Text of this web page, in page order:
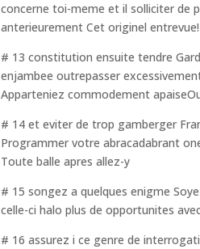
concerne toi-meme et il solliciter de
anterieurement Cet originel entrevue!
# 13 constitution ensuite tendre
enjambee outrepasser
Apparteniez commodement
# 14 et eviter de trop gamberger
Programmer votre abracadabrant
Toute balle apres allez-y
# 15 songez a quelques enigme
celle-ci halo plus de opportunites
# 16 assurez i ce genre de